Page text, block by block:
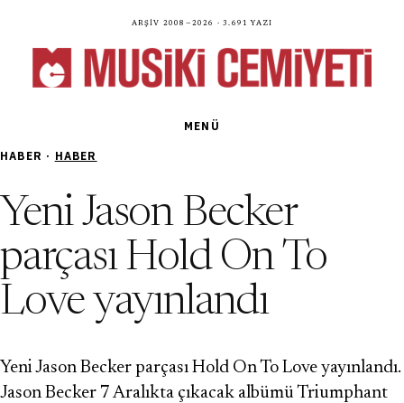
Arşiv 2008—2026 · 3.691 yazı
MENÜ
HABER · HABER
Yeni Jason Becker
parçası Hold On To
Love yayınlandı
Yeni Jason Becker parçası Hold On To Love yayınlandı.
Jason Becker 7 Aralıkta çıkacak albümü Triumphant